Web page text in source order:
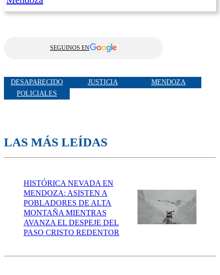
SEGUINOS EN
DESAPARECIDO JUSTICIA
MENDOZA
POLICIALES
LAS MÁS LEÍDAS
HISTÓRICA NEVADA EN
MENDOZA: ASISTEN A
POBLADORES DE ALTA
MONTAÑA MIENTRAS
AVANZA EL DESPEJE DEL
PASO CRISTO REDENTOR